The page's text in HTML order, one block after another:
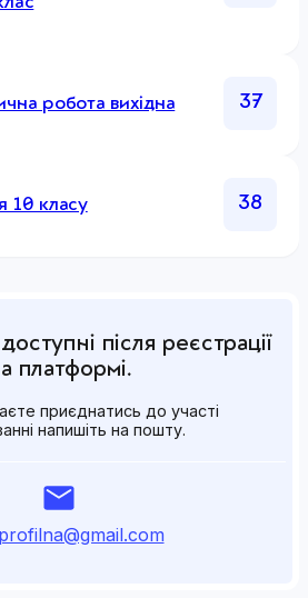
37
робота вихідна
38
10 класу
після реєстрації
платформі.
приєднатись до участі
напишіть на пошту.